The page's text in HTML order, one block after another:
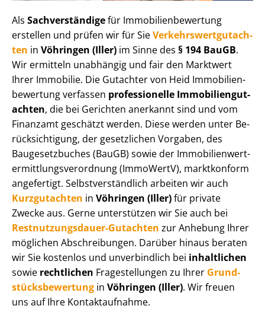
Als Sachverständigefür Im­mo­bi­li­en­be­wer­tung
erstellen und prüfen wir für SieVer­kehrs­wert­gut­ach­
ten in Vöhringen (Iller) im Sinne des § 194 BauGB.
Wir ermitteln unabhängig und fair den Marktwert
Ihrer Immobilie. Die Gutachter von Heid Im­mo­bi­li­en­
be­wer­tung verfassen professionelle Im­mo­bi­li­en­gut­
ach­ten, die bei Gerichten anerkannt sind und vom
Finanzamt geschätzt werden. Diese werden unter Be­
rück­sich­ti­gung, der gesetzlichen Vorgaben, des
Baugesetzbuches (BauGB) sowie der Im­mo­bi­li­en­wert­
ermitt­lungs­ver­ord­nung (ImmoWertV), marktkonform
angefertigt. Selbst­ver­ständ­lich arbeiten wir auch
Kurzgutachten in Vöhringen (Iller)für private
Zwecke aus. Gerne unterstützen wir Sie auch bei
Rest­nut­zungs­dau­er-Gutachten zur Anhebung Ihrer
möglichen Abschreibungen. Darüber hinaus beraten
wir Sie kostenlos und unverbindlich bei inhaltlichen
sowie rechtlichen Fragestellungen zu Ihrer Grund­
stücks­be­wer­tung in Vöhringen (Iller). Wir freuen
uns auf Ihre Kontaktaufnahme.